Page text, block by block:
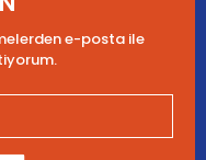
e-posta ile